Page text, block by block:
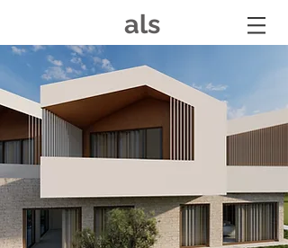
als